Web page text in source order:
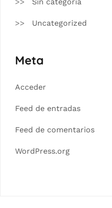
Uncategorized
Meta
Acceder
Feed de entradas
Feed de comentarios
WordPress.org